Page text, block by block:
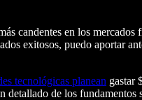
candentes en los
exitosos, puedo aportar
tecnológicas planean gastar
de los fundamentos